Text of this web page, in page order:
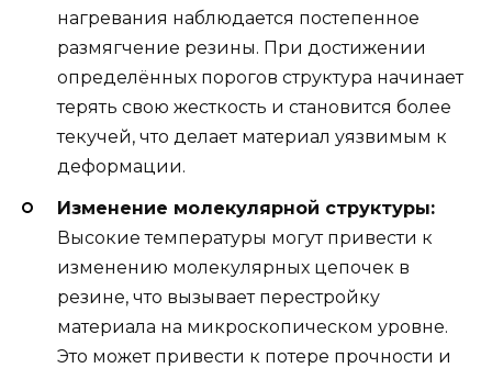
нагревания наблюдается постепенное
размягчение резины. При достижении
определённых порогов структура начинает
терять свою жесткость и становится более
текучей, что делает материал уязвимым к
деформации.
Изменение молекулярной структуры:
Высокие температуры могут привести к
изменению молекулярных цепочек в
резине, что вызывает перестройку
материала на микроскопическом уровне.
Это может привести к потере прочности и